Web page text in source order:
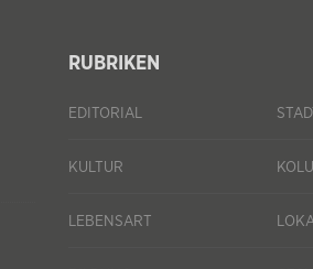
RUBRIKEN
EDITORIAL
KULTUR
LEBENSART